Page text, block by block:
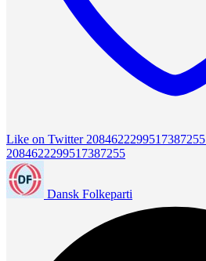
Like on Twitter 2084622299517387255
2084622299517387255
Dansk Folkeparti